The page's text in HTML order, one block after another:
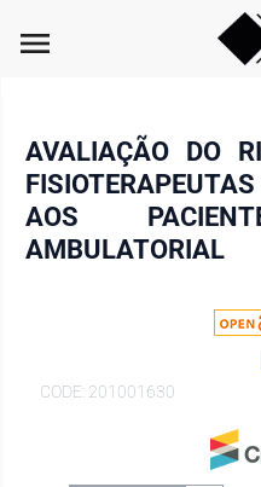
menu
AVALIAÇÃO DO
AOS
AMBULATORIAL
CODE: 201001630